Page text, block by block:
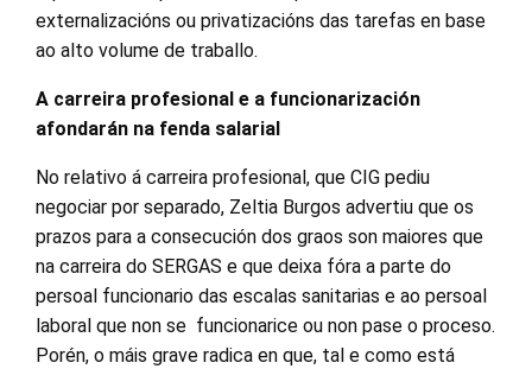
externalizacións ou privatizacións das tarefas en base
ao alto volume de traballo.
A carreira profesional e a funcionarización
afondarán na fenda salarial
No relativo á carreira profesional, que CIG pediu
negociar por separado, Zeltia Burgos advertiu que os
prazos para a consecución dos graos son maiores que
na carreira do SERGAS e que deixa fóra a parte do
persoal funcionario das escalas sanitarias e ao persoal
laboral que non se funcionarice ou non pase o proceso.
Porén, o máis grave radica en que, tal e como está